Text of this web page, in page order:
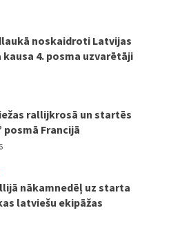
noskaidroti Latvijas
4. posma uzvarētāji
rallijkrosā un startēs
posmā Francijā
nākamnedēļ uz starta
latviešu ekipāžas